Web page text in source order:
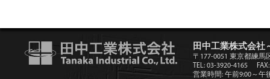
田中工業株式会社
〒177-0051 東京都練馬
TEL: 03-3920-4165
営業時間: 午前9:00～午